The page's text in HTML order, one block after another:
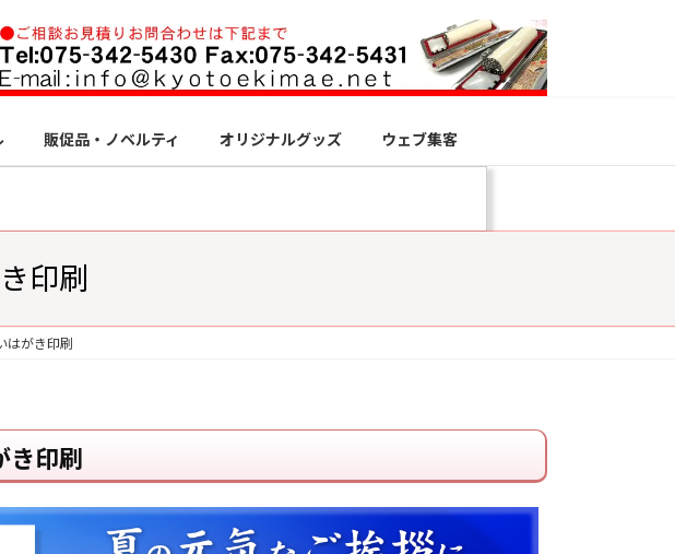
販促品・ノベルティ オリジナルグッズ ウェブ集客
印刷
はがき印刷
き印刷